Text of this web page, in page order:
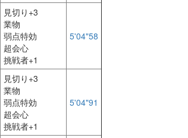
見切り+3
業物
弱点特効
超会心
挑戦者+1
5'04"58
見切り+3
業物
弱点特効
超会心
挑戦者+1
5'04"91